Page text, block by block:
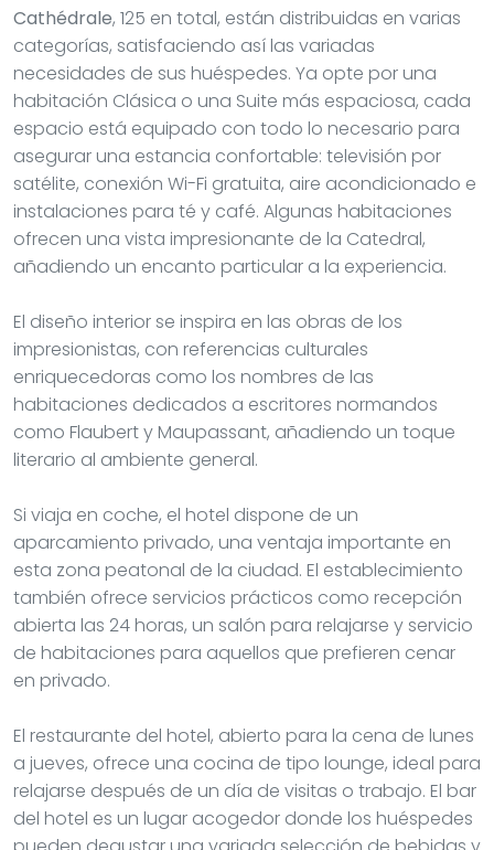
Cathédrale, 125 en total, están distribuidas en varias
categorías, satisfaciendo así las variadas
necesidades de sus huéspedes. Ya opte por una
habitación Clásica o una Suite más espaciosa, cada
espacio está equipado con todo lo necesario para
asegurar una estancia confortable: televisión por
satélite, conexión Wi-Fi gratuita, aire acondicionado e
instalaciones para té y café. Algunas habitaciones
ofrecen una vista impresionante de la Catedral,
añadiendo un encanto particular a la experiencia.
El diseño interior se inspira en las obras de los
impresionistas, con referencias culturales
enriquecedoras como los nombres de las
habitaciones dedicados a escritores normandos
como Flaubert y Maupassant, añadiendo un toque
literario al ambiente general.
Si viaja en coche, el hotel dispone de un
aparcamiento privado, una ventaja importante en
esta zona peatonal de la ciudad. El establecimiento
también ofrece servicios prácticos como recepción
abierta las 24 horas, un salón para relajarse y servicio
de habitaciones para aquellos que prefieren cenar
en privado.
El restaurante del hotel, abierto para la cena de lunes
a jueves, ofrece una cocina de tipo lounge, ideal para
relajarse después de un día de visitas o trabajo. El bar
del hotel es un lugar acogedor donde los huéspedes